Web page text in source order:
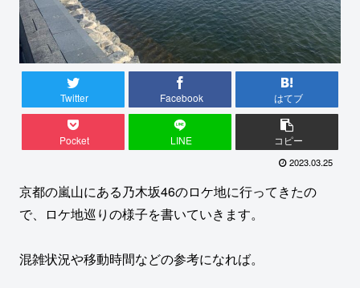
Twitter Facebook はてブ
Pocket LINE コピー
2023.03.25
京都の嵐山にある乃木坂46のロケ地に行ってきたの
で、ロケ地巡りの様子を書いていきます。
混雑状況や移動時間などの参考になれば。